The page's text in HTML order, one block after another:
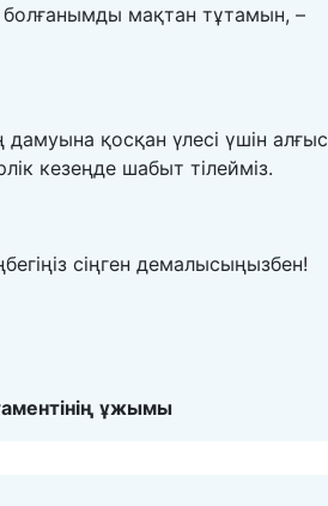
болғанымды мақтан тұтамын, –
қосқан үлесі үшін алғыс
кезеңде шабыт тілейміз.
сіңген демалысыңызбен!
нің ұжымы